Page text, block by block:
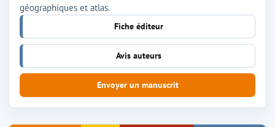
géographiques et atlas.
Fiche éditeur
Avis auteurs
Envoyer un manuscrit